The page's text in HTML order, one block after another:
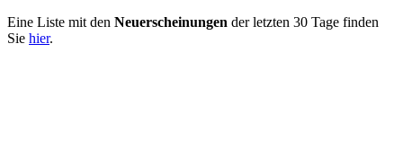
Eine Liste mit den Neuerscheinungen der letzten 30 Tage finden
Sie hier.